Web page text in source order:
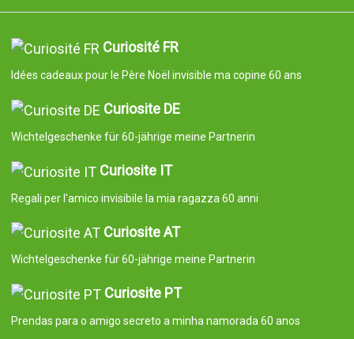
Curiosité FR
Idées cadeaux pour le Père Noël invisible ma copine 60 ans
Curiosite DE
Wichtelgeschenke für 60-jährige meine Partnerin
Curiosite IT
Regali per l'amico invisibile la mia ragazza 60 anni
Curiosite AT
Wichtelgeschenke für 60-jährige meine Partnerin
Curiosite PT
Prendas para o amigo secreto a minha namorada 60 anos